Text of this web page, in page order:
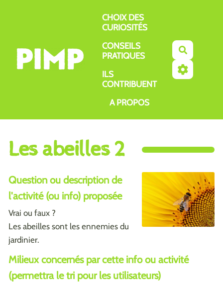
CHOIX DES
CURIOSITÉS
CONSEILS
PRATIQUES
ILS
CONTRIBUENT
A PROPOS
Les abeilles 2
Question ou description de
l'activité (ou info) proposée
Vrai ou faux ?
Les abeilles sont les ennemies du
jardinier.
Milieux concernés par cette info ou activité
(permettra le tri pour les utilisateurs)